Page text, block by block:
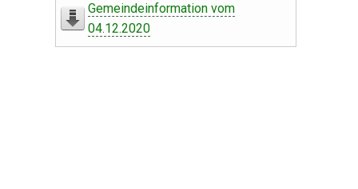
Gemeindeinformation vom
04.12.2020